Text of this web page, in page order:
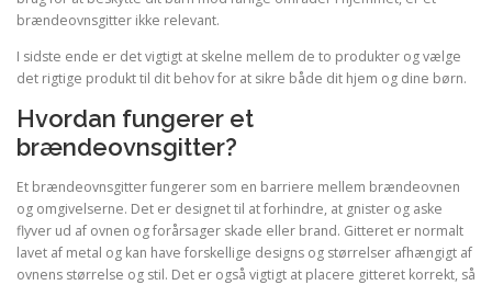
brændeovnsgitter ikke relevant.
I sidste ende er det vigtigt at skelne mellem de to produkter og vælge
det rigtige produkt til dit behov for at sikre både dit hjem og dine børn.
Hvordan fungerer et
brændeovnsgitter?
Et brændeovnsgitter fungerer som en barriere mellem brændeovnen
og omgivelserne. Det er designet til at forhindre, at gnister og aske
flyver ud af ovnen og forårsager skade eller brand. Gitteret er normalt
lavet af metal og kan have forskellige designs og størrelser afhængigt af
ovnens størrelse og stil. Det er også vigtigt at placere gitteret korrekt, så